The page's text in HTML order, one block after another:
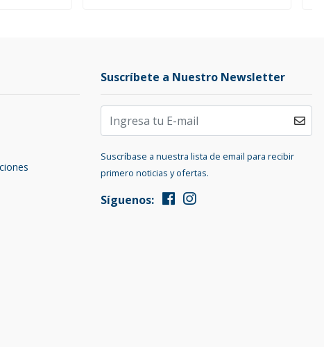
Suscríbete a Nuestro Newsletter
Suscríbase a nuestra lista de email para recibir
primero noticias y ofertas.
Síguenos: